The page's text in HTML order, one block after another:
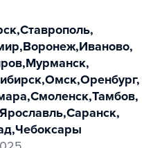
,Ставрополь,
,Воронеж,Иваново,
,Мурманск,
,Омск,Оренбург,
,Смоленск,Тамбов,
Ярославль,Саранск,
,Чебоксары